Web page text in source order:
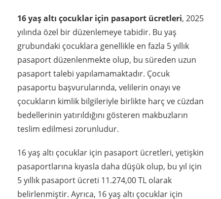
16 yaş altı çocuklar için pasaport ücretleri, 2025
yılında özel bir düzenlemeye tabidir. Bu yaş
grubundaki çocuklara genellikle en fazla 5 yıllık
pasaport düzenlenmekte olup, bu süreden uzun
pasaport talebi yapılamamaktadır. Çocuk
pasaportu başvurularında, velilerin onayı ve
çocukların kimlik bilgileriyle birlikte harç ve cüzdan
bedellerinin yatırıldığını gösteren makbuzların
teslim edilmesi zorunludur.
16 yaş altı çocuklar için pasaport ücretleri, yetişkin
pasaportlarına kıyasla daha düşük olup, bu yıl için
5 yıllık pasaport ücreti 11.274,00 TL olarak
belirlenmiştir. Ayrıca, 16 yaş altı çocuklar için